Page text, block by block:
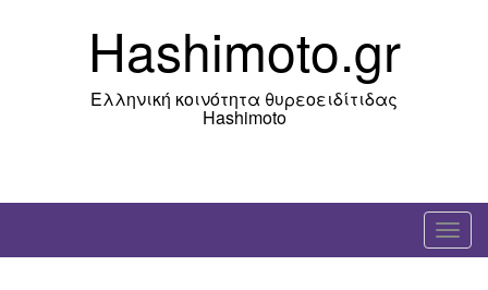
Hashimoto.gr
Ελληνική κοινότητα θυρεοειδίτιδας
Hashimoto
T
o